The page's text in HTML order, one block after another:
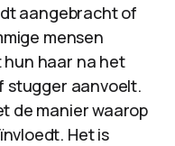
aangebracht of
mensen
hun haar na het
stugger aanvoelt.
de manier waarop
Het is